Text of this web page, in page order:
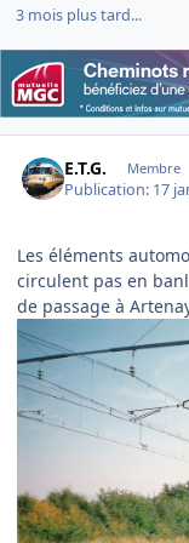
3 mois plus tard...
E.T.G. Membre
Publication: 17
Les éléments
circulent pas en
de passage à